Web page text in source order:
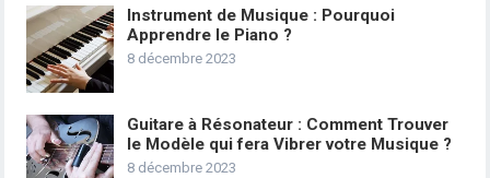
Instrument de Musique : Pourquoi
Apprendre le Piano ?
8 décembre 2023
Guitare à Résonateur : Comment Trouver
le Modèle qui fera Vibrer votre Musique ?
8 décembre 2023